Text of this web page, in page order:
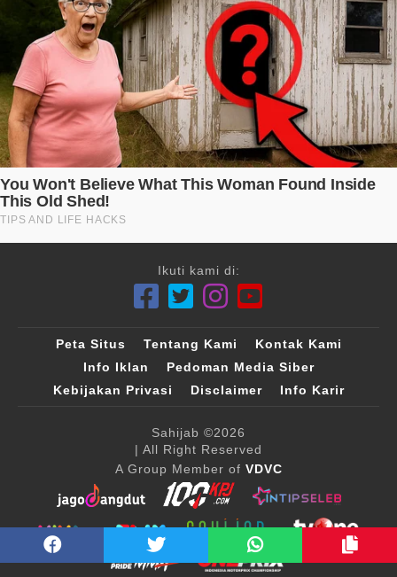
Ikuti kami di:
Peta Situs Tentang Kami
Kontak Kami
Info Iklan
Pedoman Media Siber
Kebijakan Privasi
Disclaimer Info Karir
Sahijab ©2026
| All Right Reserved
A Group Member of VDVC